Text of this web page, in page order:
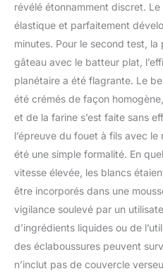
révélé étonnamment discret. Le
élastique et parfaitement
minutes. Pour le second test, la
gâteau avec le batteur plat,
planétaire a été flagrante. Le
été crémés de façon
et de la farine s’est faite sans
l’épreuve du fouet à fils avec
été une simple formalité. En
vitesse élevée, les blancs
être incorporés dans une
vigilance soulevé par un
d’ingrédients liquides ou de
des éclaboussures peuvent
n’inclut pas de couvercle